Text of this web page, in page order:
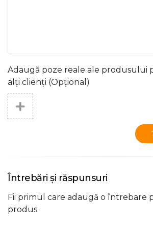
Adaugă poze reale ale produsului
alți clienți (Opțional)
Întrebări și răspunsuri
Fii primul care adaugă o întrebare
produs.